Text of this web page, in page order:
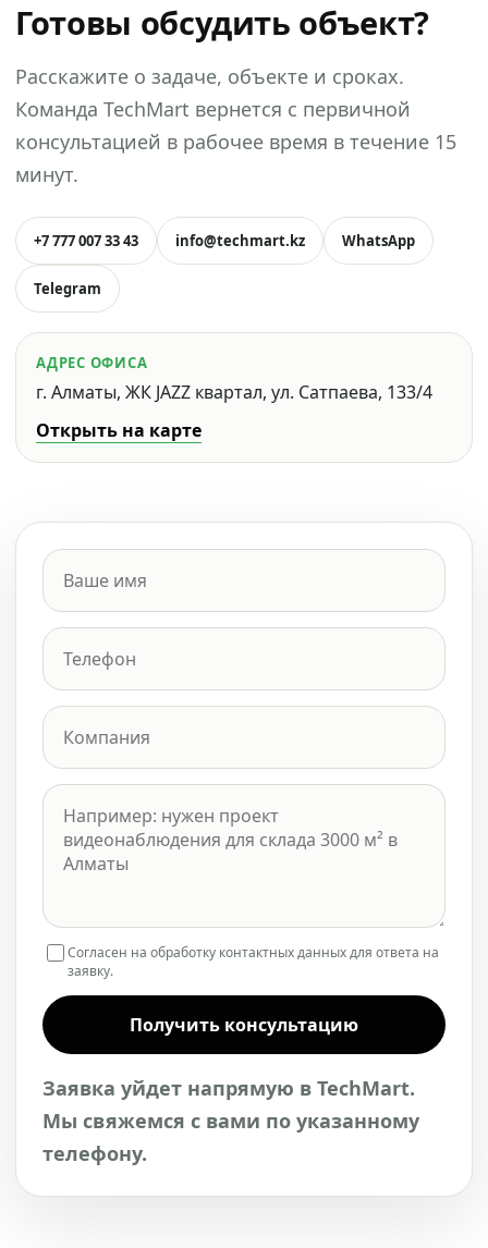
Готовы обсудить объект?
Расскажите о задаче, объекте и сроках.
Команда TechMart вернется с первичной
консультацией в рабочее время в течение 15
минут.
+7 777 007 33 43 info@techmart.kz WhatsApp
Telegram
АДРЕС ОФИСА
г. Алматы, ЖК JAZZ квартал, ул. Сатпаева, 133/4
Открыть на карте
Согласен на обработку контактных данных для ответа на
заявку.
Получить консультацию
Заявка уйдет напрямую в TechMart.
Мы свяжемся с вами по указанному
телефону.